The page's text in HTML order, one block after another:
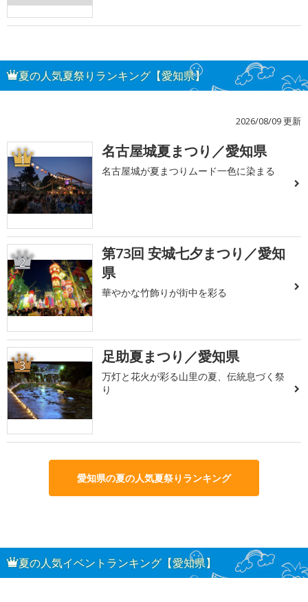
夏の人気夏祭りランキング【愛知県】
2026/08/09 更新
1 名古屋城夏まつり／愛知県
名古屋城が夏まつりムード一色に染まる
2
第73回 安城七夕まつり／愛知
県
華やかな竹飾りが街中を彩る
3 足助夏まつり／愛知県
万灯と花火が彩る山里の夏、伝統息づく祭
り
愛知県の夏の人気夏祭りランキング
夏の人気イベントランキング【愛知県】